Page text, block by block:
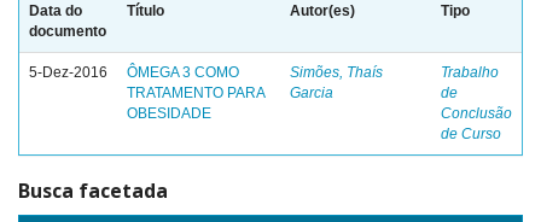
Data do
documento
Título Autor(es) Tipo
5-Dez-2016
ÔMEGA 3 COMO
TRATAMENTO PARA
OBESIDADE
Simões, Thaís
Garcia
Trabalho
de
Conclusão
de Curso
Busca facetada